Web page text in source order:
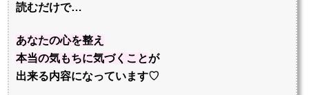
読むだけで…
あなたの心を整え
本当の気もちに気づくことが
出来る内容になっています♡